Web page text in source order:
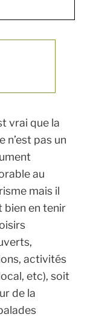
vrai que la
n’est pas un
au
mais il
bien en tenir
activités
etc), soit
de la